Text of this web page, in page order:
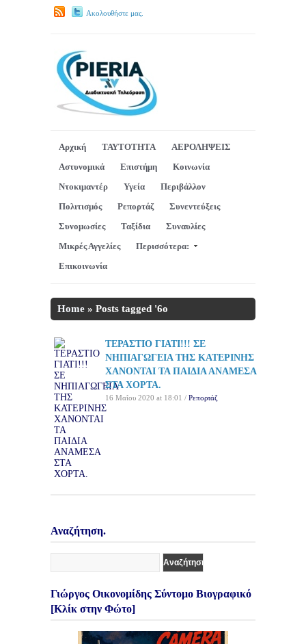
Ακολουθήστε μας.
Αρχική ΤΑΥΤΟΤΗΤΑ
ΑΕΡΟΛΗΨΕΙΣ
Αστυνομικά
Επιστήμη
Κοινωνία
Ντοκιμαντέρ
Υγεία
Περιβάλλον
Πολιτισμός
Ρεπορτάζ
Συνεντεύξεις
Συνομωσίες
Ταξίδια
Συναυλίες
Μικρές Αγγελίες
Περισσότερα:
Επικοινωνία
Home » Posts tagged '6ο
ΤΕΡΑΣΤΙΟ ΓΙΑΤΙ!!! ΣΕ
ΝΗΠΙΑΓΩΓΕΙΑ ΤΗΣ ΚΑΤΕΡΙΝΗΣ
ΧΑΝΟΝΤΑΙ ΤΑ ΠΑΙΔΙΑ ΑΝΑΜΕΣΑ
ΣΤΑ ΧΟΡΤΑ.
16 Μαΐου 2020 at 18:01 / Ρεπορτάζ
Αναζήτηση.
Γιώργος Οικονομίδης Σύντομο Βιογραφικό
[Κλίκ στην Φώτο]